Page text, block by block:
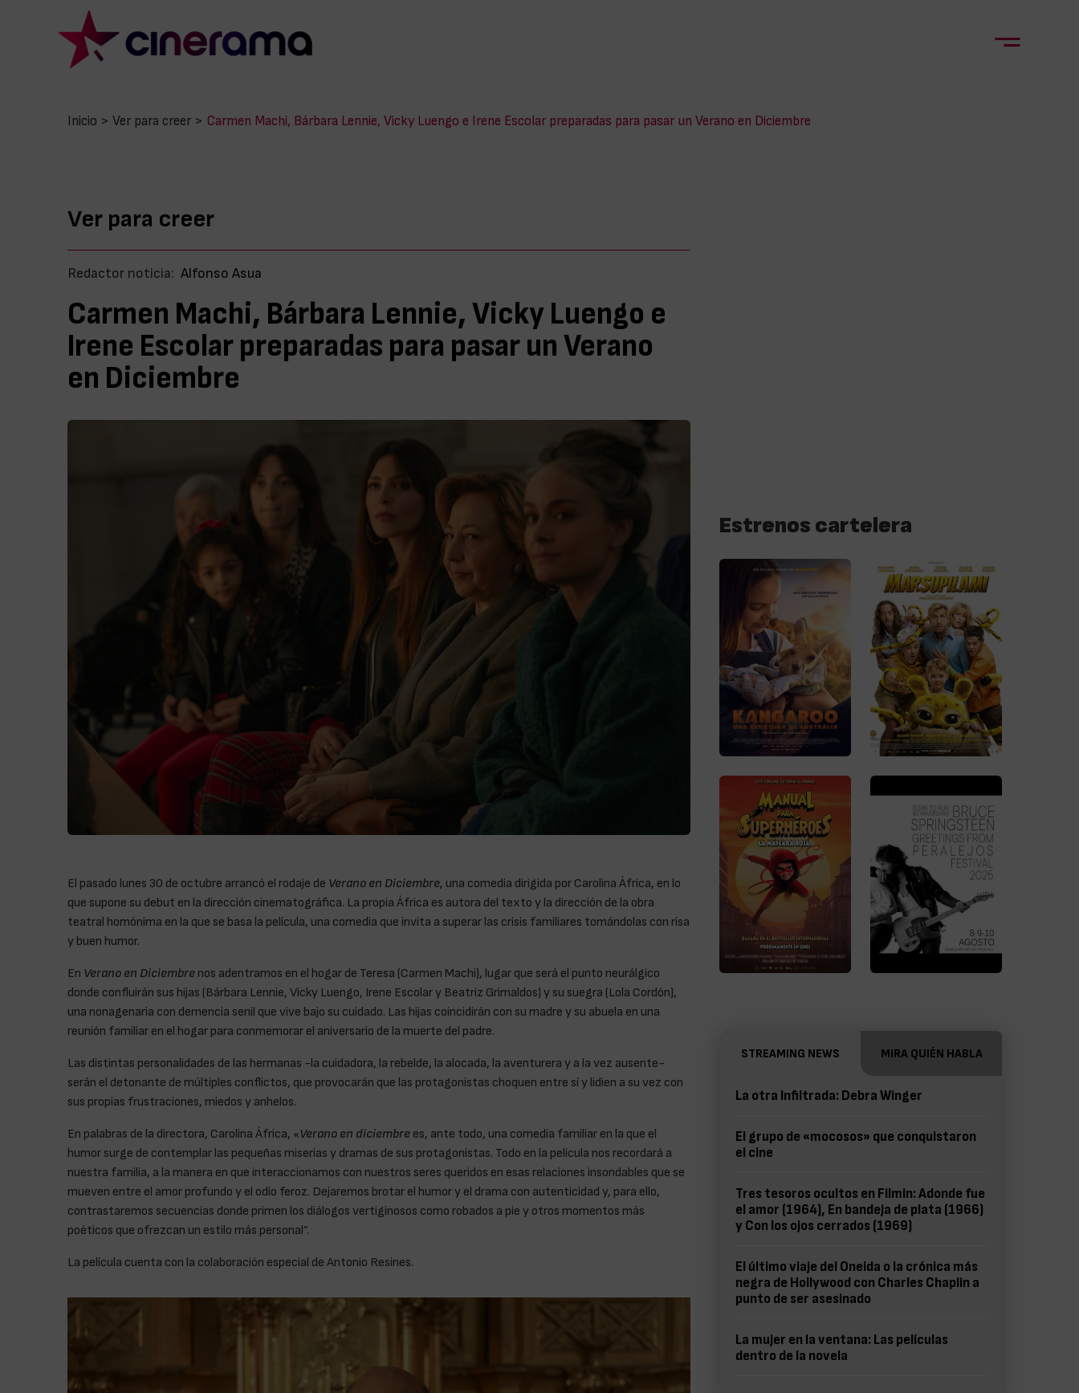
Inicio > Ver para creer > Carmen Machi, Bárbara Lennie, Vicky Luengo e Irene Escolar preparadas para pasar un Verano en Diciembre
Ver para creer
Redactor noticia: Alfonso Asua
Carmen Machi, Bárbara Lennie, Vicky Luengo e
Irene Escolar preparadas para pasar un Verano
en Diciembre
El pasado lunes 30 de octubre arrancó el rodaje de Verano en Diciembre, una comedia dirigida por Carolina África, en lo
que supone su debut en la dirección cinematográfica. La propia África es autora del texto y la dirección de la obra
teatral homónima en la que se basa la película, una comedia que invita a superar las crisis familiares tomándolas con risa
y buen humor.
En Verano en Diciembre nos adentramos en el hogar de Teresa (Carmen Machi), lugar que será el punto neurálgico
donde confluirán sus hijas (Bárbara Lennie, Vicky Luengo, Irene Escolar y Beatriz Grimaldos) y su suegra (Lola Cordón),
una nonagenaria con demencia senil que vive bajo su cuidado. Las hijas coincidirán con su madre y su abuela en una
reunión familiar en el hogar para conmemorar el aniversario de la muerte del padre.
Las distintas personalidades de las hermanas -la cuidadora, la rebelde, la alocada, la aventurera y a la vez ausente-
serán el detonante de múltiples conflictos, que provocarán que las protagonistas choquen entre sí y lidien a su vez con
sus propias frustraciones, miedos y anhelos.
En palabras de la directora, Carolina África, «Verano en diciembre es, ante todo, una comedia familiar en la que el
humor surge de contemplar las pequeñas miserias y dramas de sus protagonistas. Todo en la película nos recordará a
nuestra familia, a la manera en que interaccionamos con nuestros seres queridos en esas relaciones insondables que se
mueven entre el amor profundo y el odio feroz. Dejaremos brotar el humor y el drama con autenticidad y, para ello,
contrastaremos secuencias donde primen los diálogos vertiginosos como robados a pie y otros momentos más
poéticos que ofrezcan un estilo más personal”.
La película cuenta con la colaboración especial de Antonio Resines.
Estrenos cartelera
STREAMING NEWS MIRA QUIÉN HABLA
La otra Infiltrada: Debra Winger
El grupo de «mocosos» que conquistaron
el cine
Tres tesoros ocultos en Filmin: Adonde fue
el amor (1964), En bandeja de plata (1966)
y Con los ojos cerrados (1969)
El último viaje del Oneida o la crónica más
negra de Hollywood con Charles Chaplin a
punto de ser asesinado
La mujer en la ventana: Las películas
dentro de la novela